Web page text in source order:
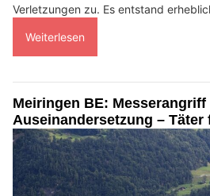
Verletzungen zu. Es entstand
Weiterlesen
Meiringen BE:
Auseinandersetzung – Täter